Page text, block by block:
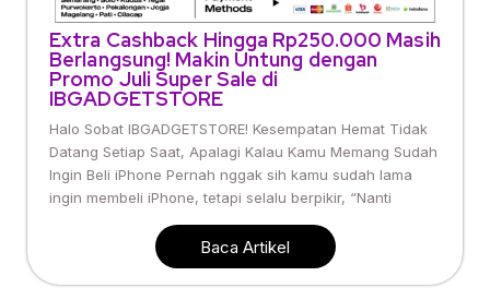
Extra Cashback Hingga Rp250.000 Masih
Berlangsung! Makin Untung dengan
Promo Juli Super Sale di
IBGADGETSTORE
Halo Sobat IBGADGETSTORE! Kesempatan Hemat Tidak
Datang Setiap Saat, Apalagi Kalau Kamu Memang Sudah
Ingin Beli iPhone Pernah nggak sih kamu sudah lama
ingin membeli iPhone, tetapi selalu berpikir, “Nanti
Baca Artikel